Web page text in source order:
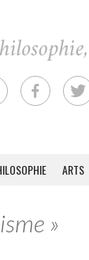
ARTS
»